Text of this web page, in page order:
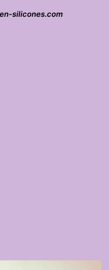
silicones.com